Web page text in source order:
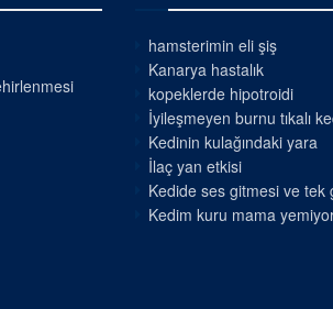
hamsterimin eli şiş
Kanarya hastalık
kopeklerde hipotroidi
İyileşmeyen burnu tıkalı
Kedinin kulağındaki yara
İlaç yan etkisi
Kedide ses gitmesi ve tek
Kedim kuru mama